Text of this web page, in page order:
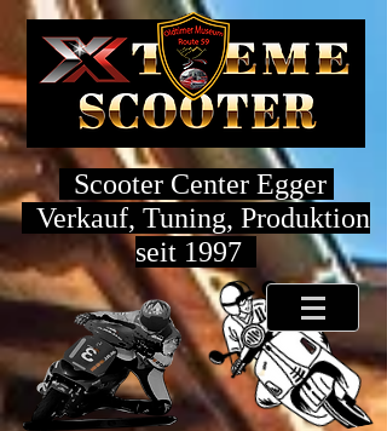
Scooter Center Egger
Verkauf, Tuning, Produktion
seit 1997